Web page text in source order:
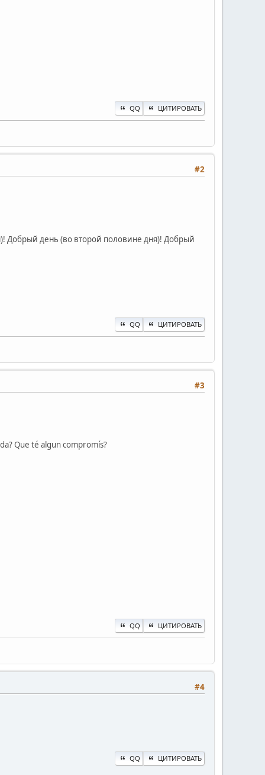
QQ ЦИТИРОВАТЬ
#2
Добрый день (во второй половине дня)! Добрый
QQ ЦИТИРОВАТЬ
#3
Que té algun compromís?
QQ ЦИТИРОВАТЬ
#4
QQ ЦИТИРОВАТЬ